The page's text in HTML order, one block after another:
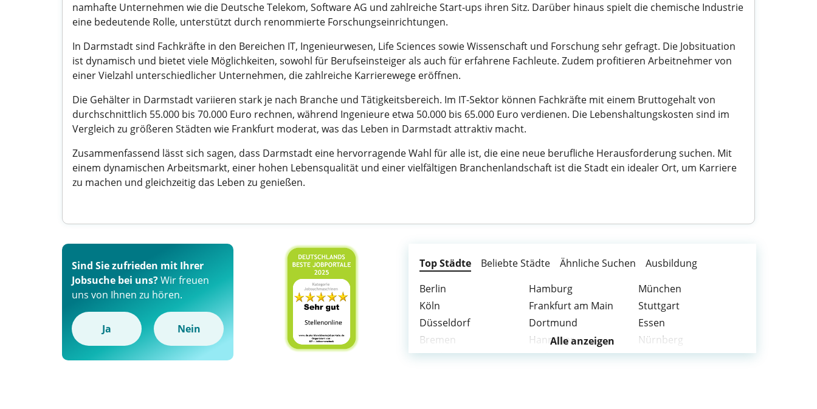
namhafte Unternehmen wie die Deutsche Telekom, Software AG und zahlreiche Start-ups ihren Sitz. Darüber hinaus spielt die chemische Industrie
eine bedeutende Rolle, unterstützt durch renommierte Forschungseinrichtungen.
In Darmstadt sind Fachkräfte in den Bereichen IT, Ingenieurwesen, Life Sciences sowie Wissenschaft und Forschung sehr gefragt. Die Jobsituation
ist dynamisch und bietet viele Möglichkeiten, sowohl für Berufseinsteiger als auch für erfahrene Fachleute. Zudem profitieren Arbeitnehmer von
einer Vielzahl unterschiedlicher Unternehmen, die zahlreiche Karrierewege eröffnen.
Die Gehälter in Darmstadt variieren stark je nach Branche und Tätigkeitsbereich. Im IT-Sektor können Fachkräfte mit einem Bruttogehalt von
durchschnittlich 55.000 bis 70.000 Euro rechnen, während Ingenieure etwa 50.000 bis 65.000 Euro verdienen. Die Lebenshaltungskosten sind im
Vergleich zu größeren Städten wie Frankfurt moderat, was das Leben in Darmstadt attraktiv macht.
Zusammenfassend lässt sich sagen, dass Darmstadt eine hervorragende Wahl für alle ist, die eine neue berufliche Herausforderung suchen. Mit
einem dynamischen Arbeitsmarkt, einer hohen Lebensqualität und einer vielfältigen Branchenlandschaft ist die Stadt ein idealer Ort, um Karriere
zu machen und gleichzeitig das Leben zu genießen.
Sind Sie zufrieden mit Ihrer
Jobsuche bei uns?Wir freuen
uns von Ihnen zu hören.
Ja Nein
Top Städte Beliebte Städte Ähnliche Suchen
Ausbildung
Berlin
Hamburg
München
Köln
Frankfurt am Main
Stuttgart
Düsseldorf
Dortmund
Essen
Bremen
Hannover
Nürnberg
Duisburg
Bochum
Wuppertal
Alle anzeigen